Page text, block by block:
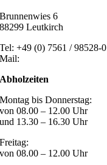
Brunnenwies 6
88299 Leutkirch
Tel: +49 (0) 7561 / 98528-0
Mail:
Abholzeiten
Montag bis Donnerstag:
von 08.00 – 12.00 Uhr
und 13.30 – 16.30 Uhr
Freitag:
von 08.00 – 12.00 Uhr